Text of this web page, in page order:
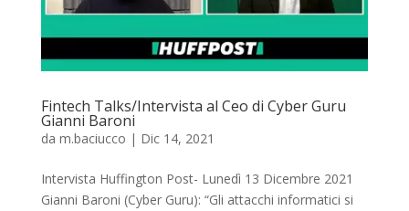
Fintech Talks/Intervista al Ceo di Cyber Guru
Gianni Baroni
da m.baciucco | Dic 14, 2021
Intervista Huffington Post- Lunedì 13 Dicembre 2021
Gianni Baroni (Cyber Guru): “Gli attacchi informatici si